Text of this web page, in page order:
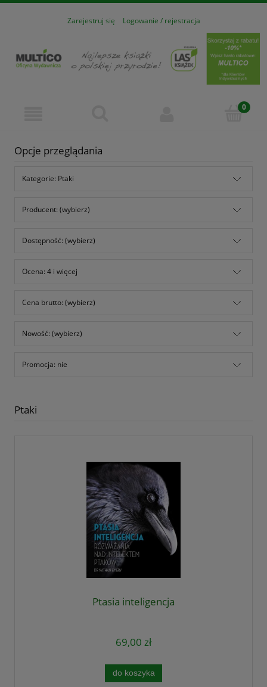
Zarejestruj się Logowanie / rejestracja
Opcje przeglądania
Kategorie: Ptaki
Producent: (wybierz)
Dostępność: (wybierz)
Ocena: 4 i więcej
Cena brutto: (wybierz)
Nowość: (wybierz)
Promocja: nie
Ptaki
Ptasia inteligencja
69,00 zł
do koszyka